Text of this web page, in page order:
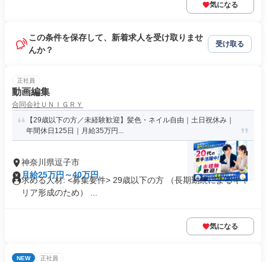
気になる
この条件を保存して、新着求人を受け取りませ
んか？
受け取る
正社員
動画編集
合同会社ＵＮＩＧＲＹ
【29歳以下の方／未経験歓迎】髪色・ネイル自由｜土日祝休み｜
年間休日125日｜月給35万円...
神奈川県逗子市
月給25万円～40万円
求める人材: <募集要件> 29歳以下の方 （長期勤続によるキャ
リア形成のため） ...
気になる
NEW 正社員